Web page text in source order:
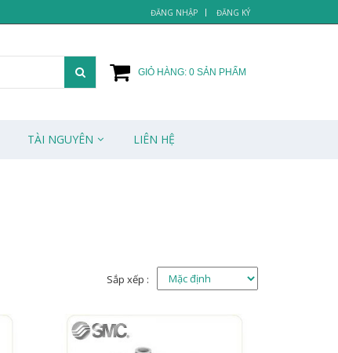
ĐĂNG NHẬP ĐĂNG KÝ
GIỎ HÀNG: 0 SẢN PHẨM
TÀI NGUYÊN LIÊN HỆ
Sắp xếp :